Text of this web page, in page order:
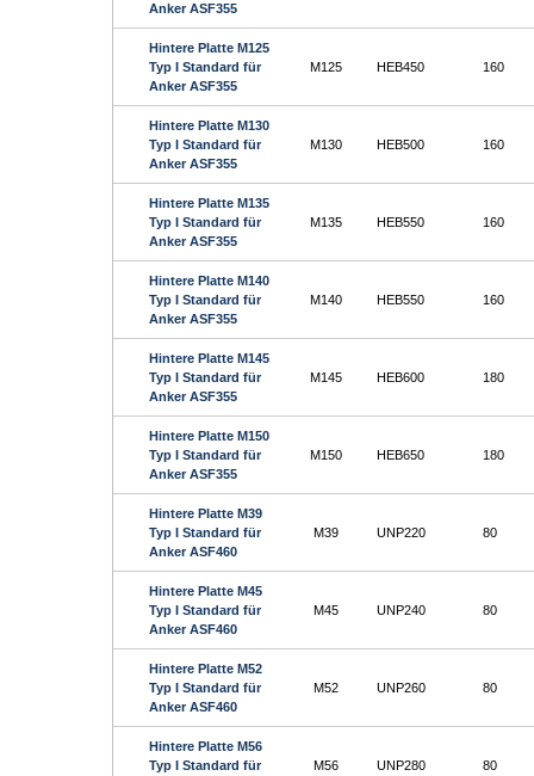
Anker ASF355
Hintere Platte M125
Typ I Standard für
Anker ASF355
M125 HEB450 160
Hintere Platte M130
Typ I Standard für
Anker ASF355
M130 HEB500 160
Hintere Platte M135
Typ I Standard für
Anker ASF355
M135 HEB550 160
Hintere Platte M140
Typ I Standard für
Anker ASF355
M140 HEB550 160
Hintere Platte M145
Typ I Standard für
Anker ASF355
M145 HEB600 180
Hintere Platte M150
Typ I Standard für
Anker ASF355
M150 HEB650 180
Hintere Platte M39
Typ I Standard für
Anker ASF460
M39 UNP220 80
Hintere Platte M45
Typ I Standard für
Anker ASF460
M45 UNP240 80
Hintere Platte M52
Typ I Standard für
Anker ASF460
M52 UNP260 80
Hintere Platte M56
Typ I Standard für
M56 UNP280 80